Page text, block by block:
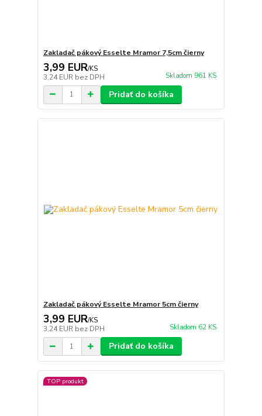
Zakladač pákový Esselte Mramor 7,5cm čierny
3,99 EUR/KS
3,24 EUR bez DPH Skladom 961 KS
Pridať do košíka
Zakladač pákový Esselte Mramor 5cm čierny
3,99 EUR/KS
3,24 EUR bez DPH Skladom 62 KS
Pridať do košíka
TOP produkt